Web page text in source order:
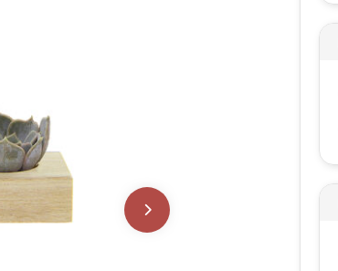
Op het kaartje staat
weet wat voor
bij de ontvanger,
Personaliseer ze met
voor een blijvende
Tiny Treasurez®.